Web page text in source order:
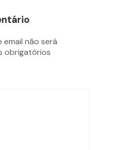
email não será
obrigatórios